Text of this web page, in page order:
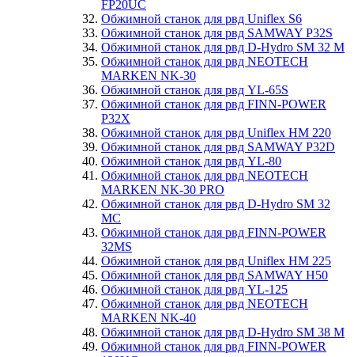
FP20UC
Обжимной станок для рвд Uniflex S6
Обжимной станок для рвд SAMWAY P32S
Обжимной станок для рвд D-Hydro SM 32 M
Обжимной станок для рвд NEOTECH
MARKEN NK-30
Обжимной станок для рвд YL-65S
Обжимной станок для рвд FINN-POWER
P32X
Обжимной станок для рвд Uniflex HM 220
Обжимной станок для рвд SAMWAY P32D
Обжимной станок для рвд YL-80
Обжимной станок для рвд NEOTECH
MARKEN NK-30 PRO
Обжимной станок для рвд D-Hydro SM 32
MC
Обжимной станок для рвд FINN-POWER
32MS
Обжимной станок для рвд Uniflex HM 225
Обжимной станок для рвд SAMWAY H50
Обжимной станок для рвд YL-125
Обжимной станок для рвд NEOTECH
MARKEN NK-40
Обжимной станок для рвд D-Hydro SM 38 M
Обжимной станок для рвд FINN-POWER